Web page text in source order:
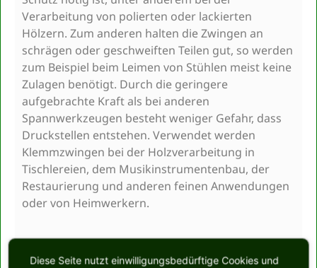
Verarbeitung von polierten oder lackierten
Hölzern. Zum anderen halten die Zwingen an
schrägen oder geschweiften Teilen gut, so werden
zum Beispiel beim Leimen von Stühlen meist keine
Zulagen benötigt. Durch die geringere
aufgebrachte Kraft als bei anderen
Spannwerkzeugen besteht weniger Gefahr, dass
Druckstellen entstehen. Verwendet werden
Klemmzwingen bei der Holzverarbeitung in
Tischlereien, dem Musikinstrumentenbau, der
Restaurierung und anderen feinen Anwendungen
oder von Heimwerkern.
Diese Seite nutzt einwilligungsbedürftige Cookies und